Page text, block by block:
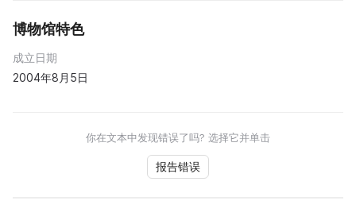
博物馆特色
成立日期
2004年8月5日
你在文本中发现错误了吗? 选择它并单击
报告错误